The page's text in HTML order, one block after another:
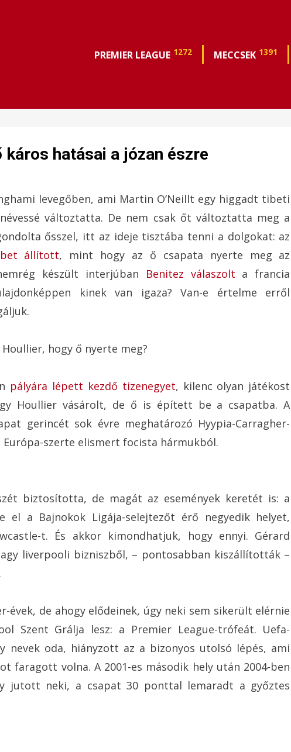
PREMIER LEAGUE 1272 MECCSEK 1391
hatásai a józan észre
levegőben, ami Martin O’Neillt egy higgadt tibeti
változtatta. De nem csak őt változtatta meg a
ősszel, itt az ideje tisztába tenni a dolgokat: az
állított, mint hogy az ő csapata nyerte meg az
készült interjúban
Benitez válaszolt a francia
kinek van igaza? Van-e értelme erről
hogy ő nyerte meg?
pályára lépett kezdő tizenegyet, kilenc olyan játékost
Houllier vásárolt, de ő is épített be a csapatba. A
gerincét sok évre meghatározó Hyypia-Carragher-
szerte elismert focista hármukból.
biztosította, de magát az események keretét is: a
el a Bajnokok Ligája-selejtezőt érő negyedik helyet,
t. És akkor kimondhatjuk, hogy ennyi. Gérard
liverpooli bizniszből, – pontosabban kiszállították –
évek, de ahogy elődeinek, úgy neki sem sikerült elérnie
Szent Grálja lesz: a Premier League-trófeát. Uefa-
nevek oda, hiányzott az a bizonyos utolsó lépés, ami
faragott volna. A 2001-es második hely után 2004-ben
jutott neki, a csapat 30 ponttal lemaradt a győztes